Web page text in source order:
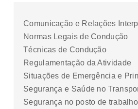
Comunicação e Relações
Normas Legais de Condução
Técnicas de Condução
Regulamentação da Atividade
Situações de Emergência e
Segurança e Saúde no
Segurança no posto de trabalho